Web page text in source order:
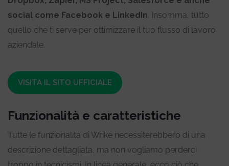
social come Facebook e LinkedIn . Insomma, tutto
quello che ti serve per ottimizzare il tuo flusso di lavoro
aziendale.
VISITA IL SITO UFFICIALE
Funzionalità e caratteristiche
Tutte le funzionalità di Wrike necessiterebbero di una
descrizione dettagliata, ma non vogliamo perderci